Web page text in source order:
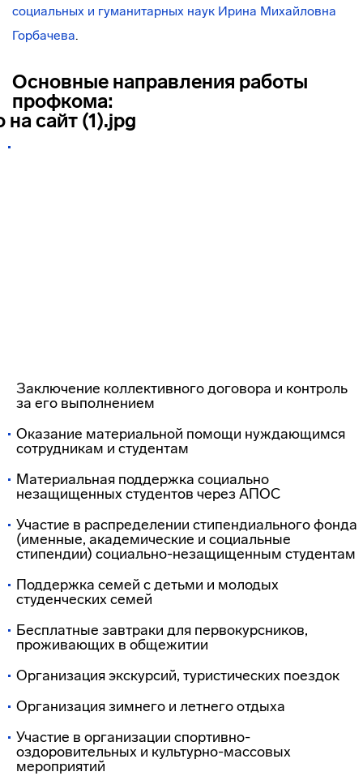
социальных и гуманитарных наук Ирина Михайловна
Горбачева.
Основные направления работы
профкома:
Заключение коллективного договора и контроль
за его выполнением
Оказание материальной помощи нуждающимся
сотрудникам и студентам
Материальная поддержка социально
незащищенных студентов через АПОС
Участие в распределении стипендиального фонда
(именные, академические и социальные
стипендии) социально-незащищенным студентам
Поддержка семей с детьми и молодых
студенческих семей
Бесплатные завтраки для первокурсников,
проживающих в общежитии
Организация экскурсий, туристических поездок
Организация зимнего и летнего отдыха
Участие в организации спортивно-
оздоровительных и культурно-массовых
мероприятий